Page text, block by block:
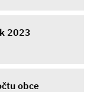
2023
obce